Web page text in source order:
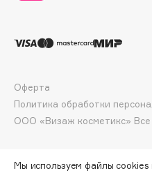
Elie Saab
EMBRACE Haircare
Emmanuelle Jane
Enough
Erborian
ООО «Визаж косметикс»
Оферта
Политика обработки
Мы используем файлы cookies